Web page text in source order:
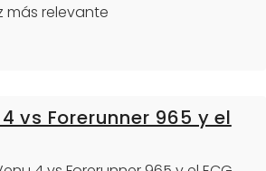
relevante
vs Forerunner 965 y el